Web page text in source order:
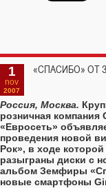
1
nov
2007
«СПАСИБО» ОТ
Россия, Москва.
розничная компания
«Евросеть»
проведения новой
Рок», в ходе которой
разыграны диски с
альбом Земфиры
новые смартфоны